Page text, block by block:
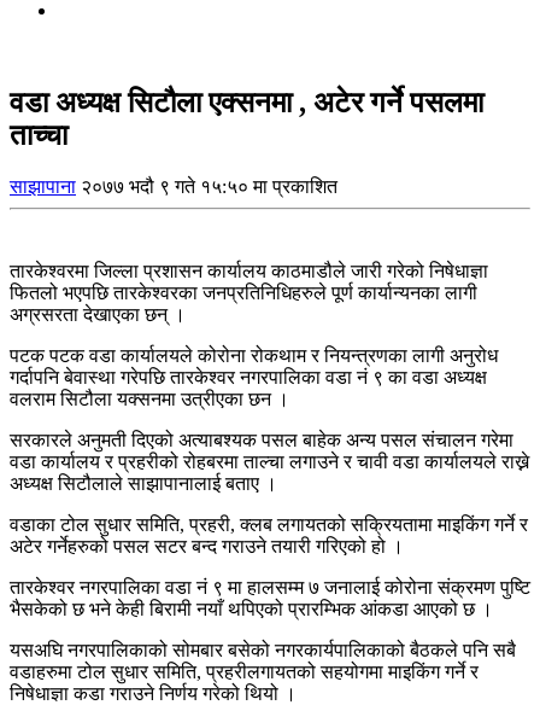
वडा अध्यक्ष सिटौला एक्सनमा , अटेर गर्ने पसलमा
ताच्चा
साझापाना २०७७ भदौ ९ गते १५:५० मा प्रकाशित
तारकेश्वरमा जिल्ला प्रशासन कार्यालय काठमाडौले जारी गरेको निषेधाज्ञा
फितलो भएपछि तारकेश्वरका जनप्रतिनिधिहरुले पूर्ण कार्यान्यनका लागी
अग्रसरता देखाएका छन् ।
पटक पटक वडा कार्यालयले कोरोना रोकथाम र नियन्त्रणका लागी अनुरोध
गर्दापनि बेवास्था गरेपछि तारकेश्वर नगरपालिका वडा नं ९ का वडा अध्यक्ष
वलराम सिटौला यक्सनमा उत्रीएका छन ।
सरकारले अनुमती दिएको अत्याबश्यक पसल बाहेक अन्य पसल संचालन गरेमा
वडा कार्यालय र प्रहरीको रोहबरमा ताल्चा लगाउने र चावी वडा कार्यालयले राख्ने
अध्यक्ष सिटौलाले साझापानालाई बताए ।
वडाका टोल सुधार समिति, प्रहरी, क्लब लगायतको सक्रियतामा माइकिंग गर्ने र
अटेर गर्नेहरुको पसल सटर बन्द गराउने तयारी गरिएको हो ।
तारकेश्वर नगरपालिका वडा नं ९ मा हालसम्म ७ जनालाई कोरोना संक्रमण पुष्टि
भैसकेको छ भने केही बिरामी नयाँ थपिएको प्रारम्भिक आंकडा आएको छ ।
यसअघि नगरपालिकाको सोमबार बसेको नगरकार्यपालिकाको बैठकले पनि सबै
वडाहरुमा टोल सुधार समिति, प्रहरीलगायतको सहयोगमा माइकिंग गर्ने र
निषेधाज्ञा कडा गराउने निर्णय गरेको थियो ।